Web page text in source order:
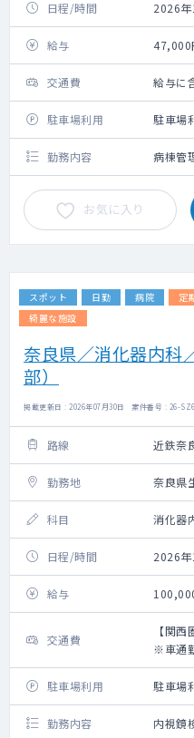
日程/時間 2026
給与 47,000
交通費 給与に
駐車場利用 駐車場
勤務内容 病棟管
お気に入り
スポット 日勤 病院 定
綺麗な施設
奈良県／消化器内科
部）
掲載更新日 : 2026年07月30日 案件番号 : 26-
路線 近鉄奈
勤務地 奈良県
科目 消化器
日程/時間 2026
給与
交通費
【関
※車通
して支
上限
駐車場利用 駐車場
勤務内容 内視鏡